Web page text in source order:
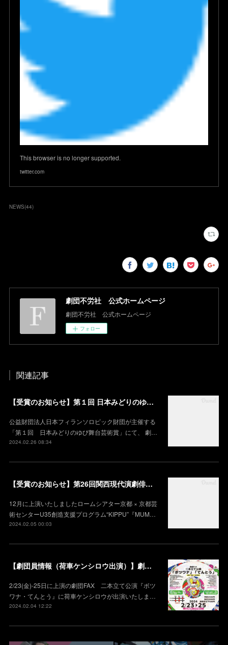
This browser is no longer supported.
twitter.com
NEWS(44)
劇団不労社 公式ホームページ
劇団不労社 公式ホームページ
フォロー
関連記事
【受賞のお知らせ】第１回 日本みどりのゆび舞台芸術賞 HOPE賞
公益財団法人日本フィランソロピック財団が主催する
「第１回 日本みどりのゆび舞台芸術賞」にて、 劇…
2024.02.26 08:34
【受賞のお知らせ】第26回関西現代演劇俳優賞 奨励賞 受賞（荷車）
12月に上演いたしましたロームシアター京都 × 京都芸
術センターU35創造⽀援プログラム“KIPPU”『MUM…
2024.02.05 00:03
【劇団員情報（荷車ケンシロウ出演）】劇団FAX 二本立て公演 『ボツワナ・てんとう』
2/23(金)-25日に上演の劇団FAX 二本立て公演『ボツ
ワナ・てんとう』に荷車ケンシロウが出演いたしま…
2024.02.04 12:22